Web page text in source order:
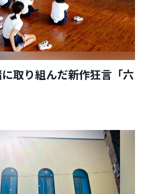
取り組んだ新作狂言「六